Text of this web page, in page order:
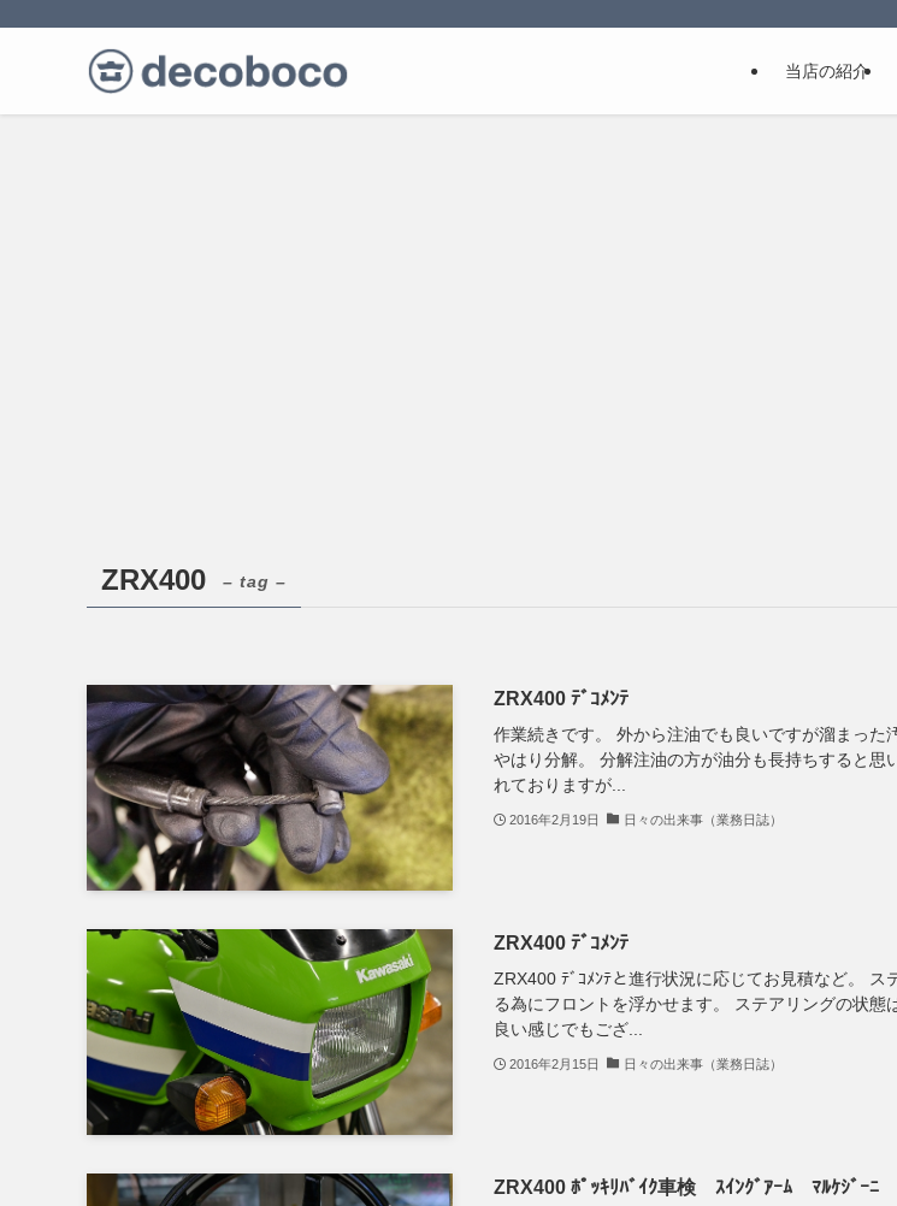
当店の紹介
ZRX400 – tag –
ZRX400 ﾃﾞｺﾒﾝﾃ
作業続きです。 外から注油でも良いですが溜まった
やはり分解。 分解注油の方が油分も長持ちすると思
れておりますが...
2016年2月19日 日々の出来事（業務日誌）
ZRX400 ﾃﾞｺﾒﾝﾃ
ZRX400 ﾃﾞｺﾒﾝﾃと進行状況に応じてお見積など。 ス
る為にフロントを浮かせます。 ステアリングの状態
良い感じでもござ...
2016年2月15日 日々の出来事（業務日誌）
ZRX400 ﾎﾟｯｷﾘﾊﾞｲｸ車検 ｽｲﾝｸﾞｱｰﾑ ﾏﾙｹｼﾞｰﾆ